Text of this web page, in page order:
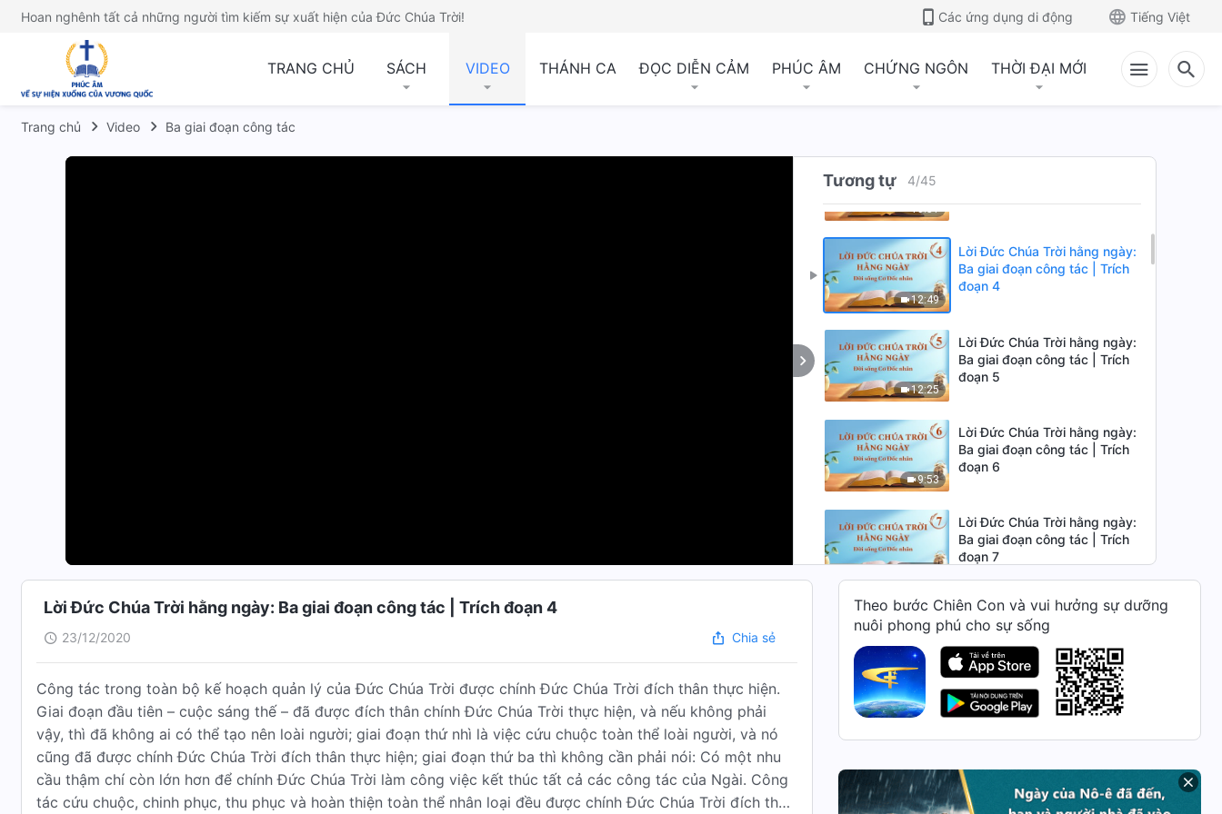
Hoan nghênh tất cả những người tìm kiếm sự xuất hiện của Đức Chúa Trời! Các ứng dụng di động Tiếng Việt
TRANG CHỦ SÁCH VIDEO THÁNH CA ĐỌC DIỄN CẢM PHÚC ÂM CHỨNG NGÔN THỜI ĐẠI MỚI
Trang chủ Video Ba giai đoạn công tác
Tương tự 4/45
5:45
đoạn 1
Lời Đức Chúa Trời hằng ngày:
Ba giai đoạn công tác | Trích
10:51
Lời Đức Chúa Trời hằng ngày:
12:49
Lời Đức Chúa Trời hằng ngày:
Ba giai đoạn công tác | Trích
đoạn 4
12:25
Lời Đức Chúa Trời hằng ngày:
Ba giai đoạn công tác | Trích
đoạn 5
9:53
Lời Đức Chúa Trời hằng ngày:
Ba giai đoạn công tác | Trích
đoạn 6
Lời Đức Chúa Trời hằng ngày:
Ba giai đoạn công tác | Trích
đoạn 7
7:55
Lời Đức Chúa Trời hằng ngày:
Ba giai đoạn công tác | Trích
đoạn 8
Lời Đức Chúa Trời hằng ngày:
Ba giai đoạn công tác | Trích
đoạn 9
Lời Đức Chúa Trời hằng ngày:
Ba giai đoạn công tác | Trích
Lời Đức Chúa Trời hằng ngày: Ba giai đoạn công tác | Trích đoạn 4
23/12/2020 Chia sẻ
Công tác trong toàn bộ kế hoạch quản lý của Đức Chúa Trời được chính Đức Chúa Trời đích thân thực hiện.
Giai đoạn đầu tiên – cuộc sáng thế – đã được đích thân chính Đức Chúa Trời thực hiện, và nếu không phải
vậy, thì đã không ai có thể tạo nên loài người; giai đoạn thứ nhì là việc cứu chuộc toàn thể loài người, và nó
cũng đã được chính Đức Chúa Trời đích thân thực hiện; giai đoạn thứ ba thì không cần phải nói: Có một nhu
cầu thậm chí còn lớn hơn để chính Đức Chúa Trời làm công việc kết thúc tất cả các công tác của Ngài. Công
tác cứu chuộc, chinh phục, thu phục và hoàn thiện toàn thể nhân loại đều được chính Đức Chúa Trời đích thân
Theo bước Chiên Con và vui hưởng sự dưỡng
nuôi phong phú cho sự sống